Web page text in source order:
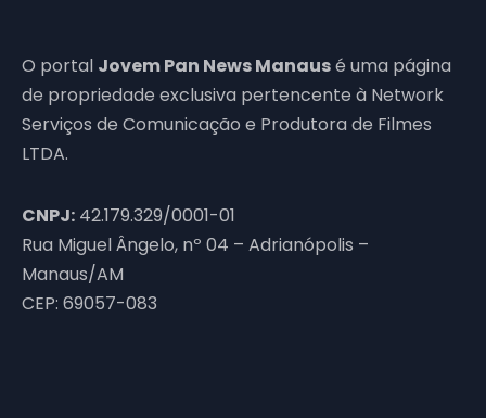
O portal Jovem Pan News Manausé uma página
de propriedade exclusiva pertencente à Network
Serviços de Comunicação e Produtora de Filmes
LTDA.
CNPJ: 42.179.329/0001-01
Rua Miguel Ângelo, nº 04 – Adrianópolis –
Manaus/AM
CEP: 69057-083